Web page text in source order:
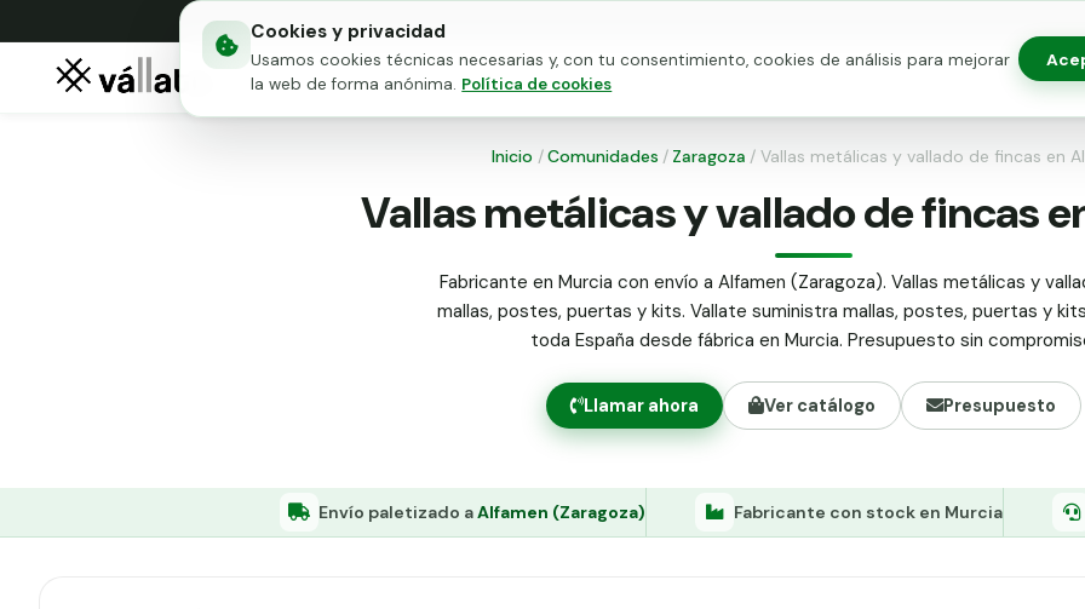
Cookies y privacidad
Usamos cookies técnicas necesarias y, con tu consentimiento, cookies de análisis para mejorar
la web de forma anónima. Política de cookies
Mallas metálicas
Puertas para vallado
Inicio /Comunidades / Zaragoza / Vallas metálicas y vallado de fincas en
Vallas metálicas y vallado de fincas
Fabricante en Murcia con envío a Alfamen (Zaragoza). Vallas metálicas y
mallas, postes, puertas y kits. Vallate suministra mallas, postes, puertas y
toda España desde fábrica en Murcia. Presupuesto sin
Llamar ahora Ver catálogo Presupuesto
Envío paletizado aAlfamen (Zaragoza) Fabricante con stock en Murcia